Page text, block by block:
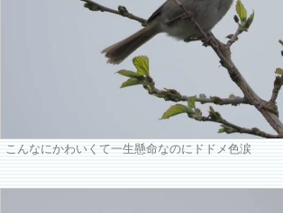
こんなにかわいくて一生懸命なのにドドメ色涙